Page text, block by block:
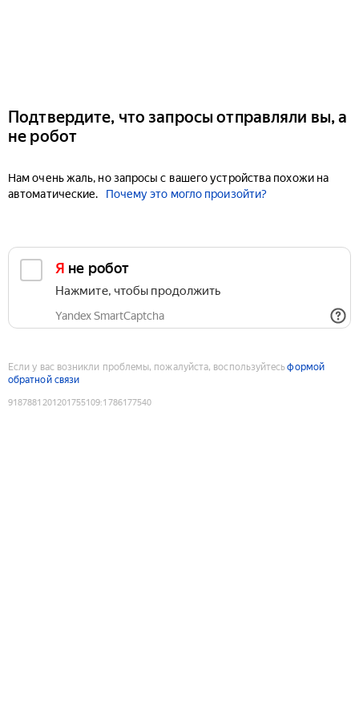
Подтвердите, что запросы отправляли вы, а
не робот
Нам очень жаль, но запросы с вашего устройства похожи на
автоматические.
Почему это могло произойти?
Я не робот
Нажмите, чтобы продолжить
Yandex SmartCaptcha
Если у вас возникли проблемы, пожалуйста, воспользуйтесьформой
обратной связи
9187881201201755109:1786177540